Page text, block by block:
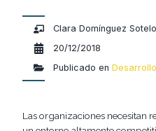
Clara Domínguez Sotelo
20/12/2018
Publicado en
Las organizaciones necesitan